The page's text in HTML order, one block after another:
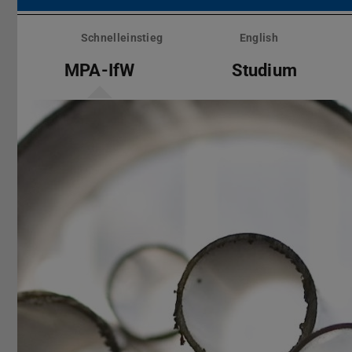
Menü
überspringenSchnelleinstieg English
MPA-IfW Studium